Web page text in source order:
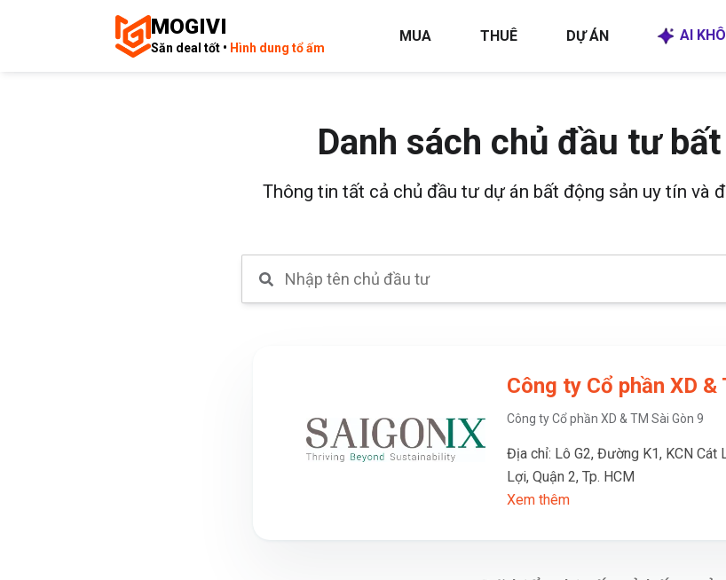
MOGIVI
Săn deal tốt • Hình dung tổ ấm
MUA THUÊ DỰ ÁN AI
Danh sách chủ đầu tư
Thông tin tất cả chủ đầu tư dự án bất động sản uy tín và
Công ty Cổ phần XD &
Công ty Cổ phần XD & TM Sài Gòn 9
Địa chỉ: Lô G2, Đường K1, KCN Cát
Lợi, Quận 2, Tp. HCM
Xem thêm